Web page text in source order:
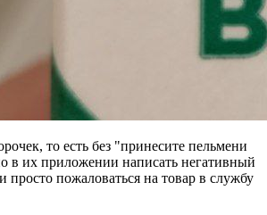
то есть без "принесите пельмени
в их приложении написать негативный
просто пожаловаться на товар в службу